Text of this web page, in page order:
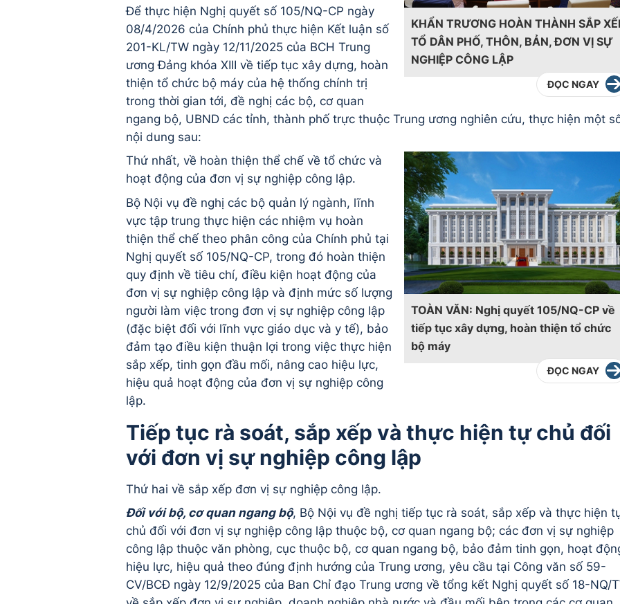
KHẨN TRƯƠNG HOÀN THÀNH SẮP
TỔ DÂN PHỐ, THÔN, BẢN, ĐƠN VỊ SỰ
NGHIỆP CÔNG LẬP
ĐỌC NGAY
Để thực hiện Nghị quyết số 105/NQ-CP ngày
08/4/2026 của Chính phủ thực hiện Kết luận số
201-KL/TW ngày 12/11/2025 của BCH Trung
ương Đảng khóa XIII về tiếp tục xây dựng, hoàn
thiện tổ chức bộ máy của hệ thống chính trị
trong thời gian tới, đề nghị các bộ, cơ quan
ngang bộ, UBND các tỉnh, thành phố trực thuộc Trung ương nghiên cứu, thực hiện một
nội dung sau:
TOÀN VĂN: Nghị quyết 105/NQ-CP về
tiếp tục xây dựng, hoàn thiện tổ chức
bộ máy
ĐỌC NGAY
Thứ nhất, về hoàn thiện thể chế về tổ chức và
hoạt động của đơn vị sự nghiệp công lập.
Bộ Nội vụ đề nghị các bộ quản lý ngành, lĩnh
vực tập trung thực hiện các nhiệm vụ hoàn
thiện thể chế theo phân công của Chính phủ tại
Nghị quyết số 105/NQ-CP, trong đó hoàn thiện
quy định về tiêu chí, điều kiện hoạt động của
đơn vị sự nghiệp công lập và định mức số lượng
người làm việc trong đơn vị sự nghiệp công lập
(đặc biệt đối với lĩnh vực giáo dục và y tế), bảo
đảm tạo điều kiện thuận lợi trong việc thực hiện
sắp xếp, tinh gọn đầu mối, nâng cao hiệu lực,
hiệu quả hoạt động của đơn vị sự nghiệp công
lập.
Tiếp tục rà soát, sắp xếp và thực hiện tự chủ đối
với đơn vị sự nghiệp công lập
Thứ hai về sắp xếp đơn vị sự nghiệp công lập.
Đối với bộ, cơ quan ngang bộ, Bộ Nội vụ đề nghị tiếp tục rà soát, sắp xếp và thực hiện
chủ đối với đơn vị sự nghiệp công lập thuộc bộ, cơ quan ngang bộ; các đơn vị sự nghiệp
công lập thuộc văn phòng, cục thuộc bộ, cơ quan ngang bộ, bảo đảm tinh gọn, hoạt
hiệu lực, hiệu quả theo đúng định hướng của Trung ương, yêu cầu tại Công văn số 59-
CV/BCĐ ngày 12/9/2025 của Ban Chỉ đạo Trung ương về tổng kết Nghị quyết số 18-NQ/